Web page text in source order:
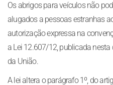
Os abrigos para veículos não
alugados a pessoas estranhas
autorização expressa na
a Lei 12.607/12, publicada
da União.
A lei altera o parágrafo 1º, do